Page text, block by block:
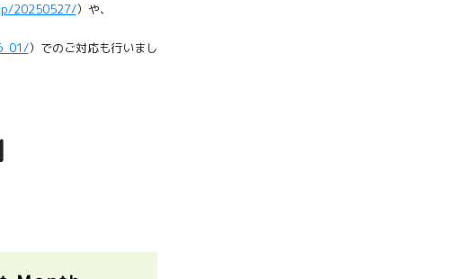
20250527/）や、
）でのご対応も行いまし